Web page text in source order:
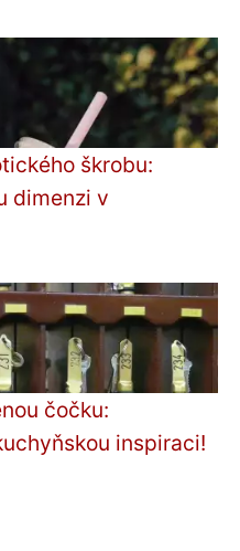
škrobu:
dimenzi v
čočku:
inspiraci!